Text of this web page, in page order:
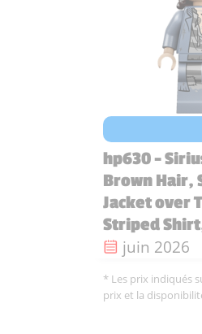
hp630 -
Brown Hair,
Jacket over
Striped
Date de
juin 2026
* Les prix indiqués
prix et la